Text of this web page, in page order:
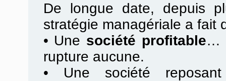
De longue date, depuis
stratégie managériale a fait
• Une société profitable…
rupture aucune.
• Une société